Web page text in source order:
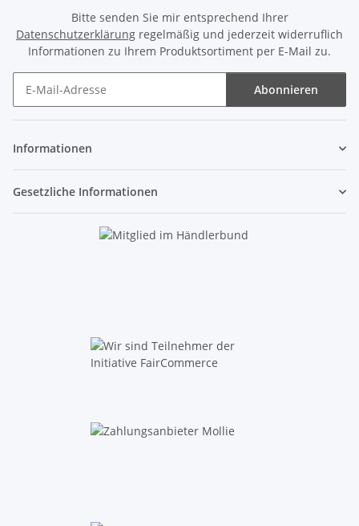
Bitte senden Sie mir entsprechend Ihrer
Datenschutzerklärung regelmäßig und jederzeit widerruflich
Informationen zu Ihrem Produktsortiment per E-Mail zu.
Abonnieren
Informationen
Gesetzliche Informationen